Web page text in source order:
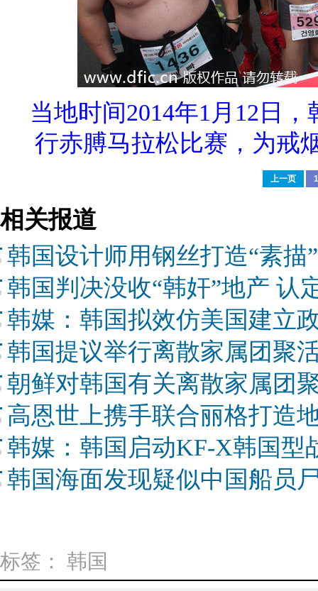
当地时间2014年1月12日
行赤膊马拉松比赛，为戒
上一页 1
相关报道
韩国设计师用钢丝打造“素描
韩国判决没收“韩奸”地产 认
韩媒：韩国拟效仿美国建立
韩国提议举行离散家属团聚
朝鲜对韩国有关离散家属团
高恩世上携手联合丽格打造
韩媒：韩国启动KF-X韩国型
韩国海面发现疑似中国船员
标签： 韩国